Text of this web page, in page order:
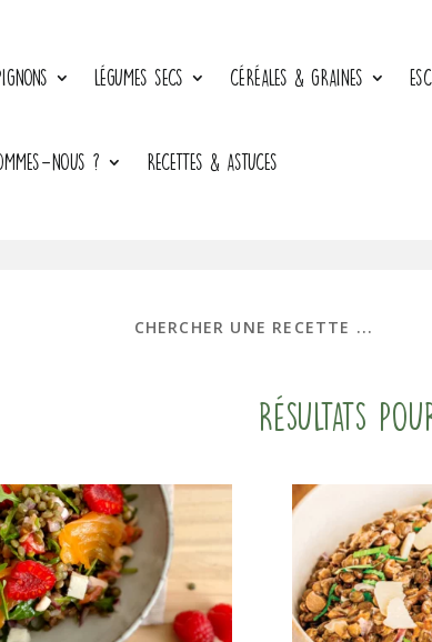
LÉGUMES SECS CÉRÉALES & GRAINES
NOUS ? RECETTES & ASTUCES
Résultats